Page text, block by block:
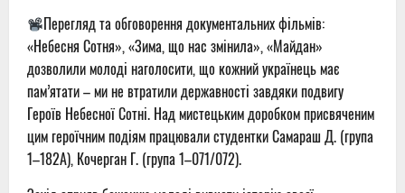
Перегляд та обговорення документальних фільмів:
«Небесня Сотня», «Зима, що нас змінила», «Майдан»
дозволили молоді наголосити, що кожний українець має
пам’ятати – ми не втратили державності завдяки подвигу
Героїв Небесної Сотні. Над мистецьким доробком присвяченим
цим героїчним подіям працювали студентки Самараш Д. (група
1–182А), Кочерган Г. (група 1–071/072).